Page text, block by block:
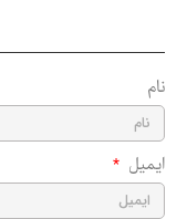
نام
ایمیل